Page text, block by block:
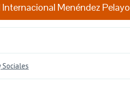
Menéndez Pelayo
Sociales